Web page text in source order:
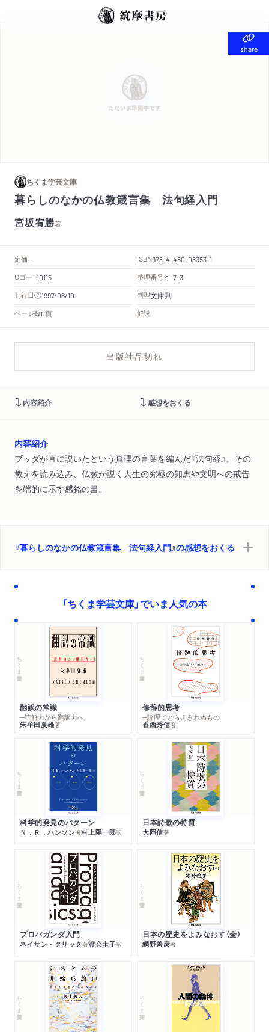
share
share
ちくま学芸文庫
暮らしのなかの仏教箴言集 法句経入門
宮坂宥勝著
定価-- ISBN978-4-480-08353-1
Cコード0115 整理番号ミ -7-3
刊行日 1997/06/10 判型文庫判
ページ数0頁 解説
出版社品切れ
内容紹介 感想をおくる
内容紹介
ブッダが直に説いたという真理の言葉を編んだ『法句経』。その
教えを読み込み、仏教が説く人生の究極の知恵や文明への戒告
を端的に示す感銘の書。
『暮らしのなかの仏教箴言集 法句経入門』の感想をおくる
「ちくま学芸文庫」でいま人気の本
ちくま学芸文庫
翻訳の常識
─読解力から翻訳力へ
朱牟田夏雄著
ちくま学芸文庫
修辞的思考
─論理でとらえきれぬもの
香西秀信著
ちくま学芸文庫
科学的発見のパターン
Ｎ．Ｒ．ハンソン著村上陽一郎訳
ちくま学芸文庫
日本詩歌の特質
大岡信著
ちくま学芸文庫
プロパガンダ入門
ネイサン・クリック著渡会圭子訳
ちくま学芸文庫
日本の歴史をよみなおす（全）
網野善彦著
ちくま学芸文庫 ちくま学芸文庫